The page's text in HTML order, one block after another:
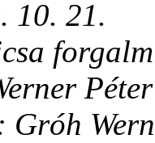
10. 21.
Péter